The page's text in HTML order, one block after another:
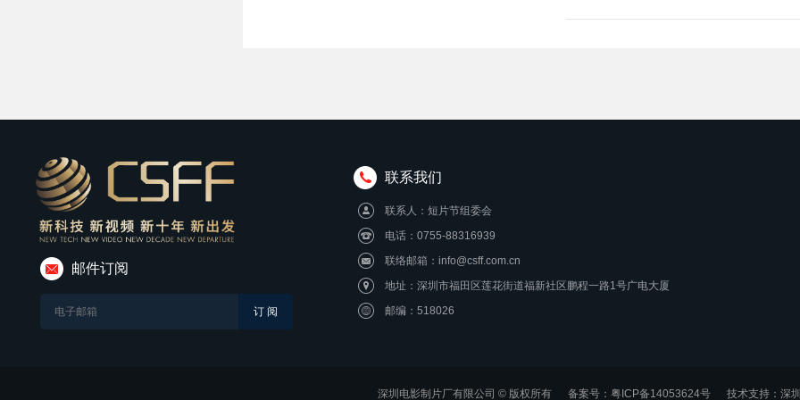
邮件订阅
联系我们
联系人：短片节组委会
电话：0755-88316939
联络邮箱：info@csff.com.cn
地址：深圳市福田区莲花街道福新社区鹏程一路1号广电大厦
邮编：518026
深圳电影制片厂有限公司 © 版权所有 备案号：粤ICP备14053624号技术支持： 深